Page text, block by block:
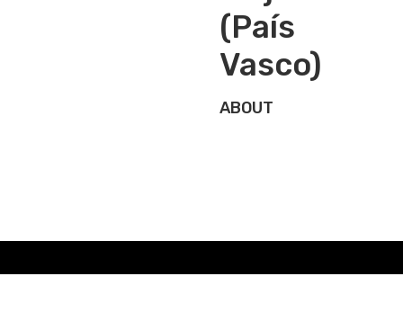
(País
Vasco)
ABOUT